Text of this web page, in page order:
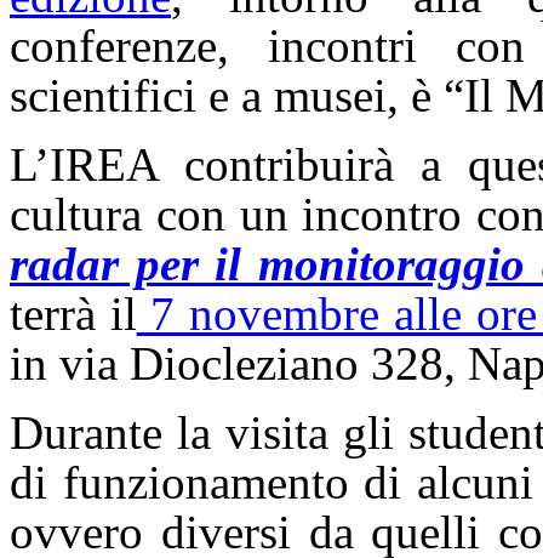
conferenze, incontri
scientifici e a musei, è “Il
L’IREA contribuirà a
cultura con un incontro
radar per il monitoraggio
terrà il 7 novembre alle
in via Diocleziano 328,
Durante la visita gli
di funzionamento di
ovvero diversi da quelli